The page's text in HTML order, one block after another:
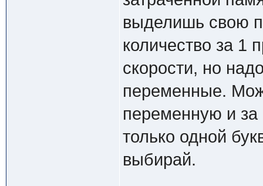
выделишь свою
количество за 1
скорости, но
переменные.
переменную и за
только одной
выбирай.